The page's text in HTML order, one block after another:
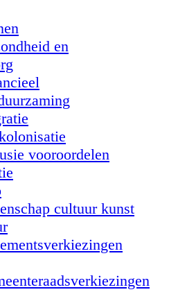
en
vooroordelen
cultuur kunst